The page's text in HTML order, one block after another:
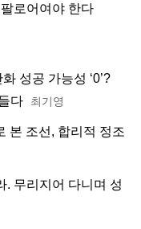
로어여야 한다
성공 가능성 ‘0’?
다
최기영
본 조선, 합리적 정조
. 무리지어 다니며 성